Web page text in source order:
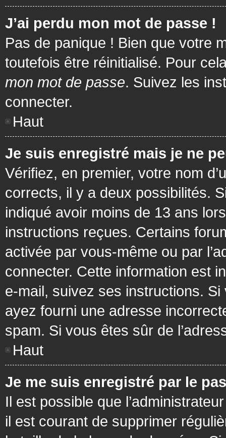
J’ai perdu mon mot de passe !
Pas de panique ! Bien que votre
toutefois être réinitialisé. Pour
mon mot de passe. Suivez les
connecter.
Haut
Je suis enregistré mais je ne
Vérifiez, en premier, votre nom
corrects, il y a deux possibilités.
indiqué avoir moins de 13 ans
instructions reçues. Certains
activée par vous-même ou par
connecter. Cette information est
e-mail, suivez ses instructions. Si
ayez fourni une adresse
spam. Si vous êtes sûr de
Haut
Je me suis enregistré par le
Il est possible que
il est courant de supprimer